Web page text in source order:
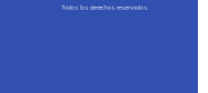
Todos los derechos reservados.